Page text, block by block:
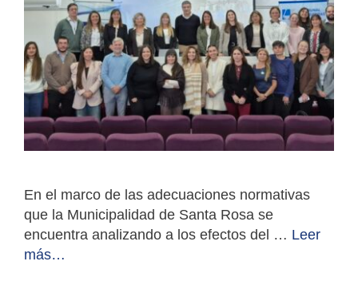
En el marco de las adecuaciones normativas
que la Municipalidad de Santa Rosa se
encuentra analizando a los efectos del … Leer
más…